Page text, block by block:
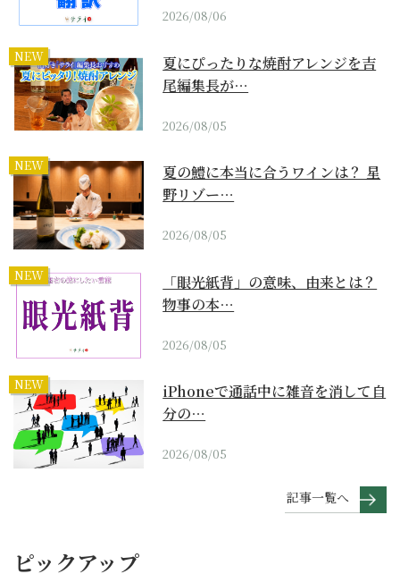
2026/08/06
NEW
夏にぴったりな焼酎アレンジを吉
尾編集長が…
2026/08/05
NEW
夏の鱧に本当に合うワインは？ 星
野リゾー…
2026/08/05
NEW
「眼光紙背」の意味、由来とは？
物事の本…
2026/08/05
NEW
iPhoneで通話中に雑音を消して自
分の…
2026/08/05
記事一覧へ
ピックアップ